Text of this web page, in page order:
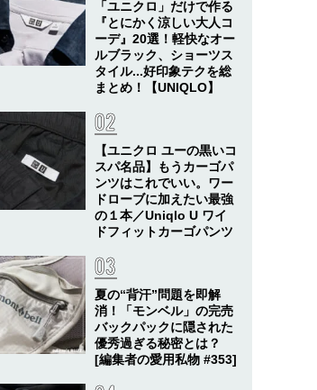
「ユニクロ」だけで作る
『とにかく涼しい大人コ
ーデ』20選！軽快なオー
ルブラック、ショーツス
タイル...好印象テクを総
まとめ！【UNIQLO】
【ユニクロ ユーの黒いコ
スパ名品】もうカーゴパ
ンツはこれでいい。ワー
ドローブに加えたい最強
の１本／Uniqlo U ワイ
ドフィットカーゴパンツ
夏の“背汗”問題を即解
消！「モンベル」の完売
バックパックに隠された
優秀過ぎる秘密とは？
[編集者の愛用私物 #353]